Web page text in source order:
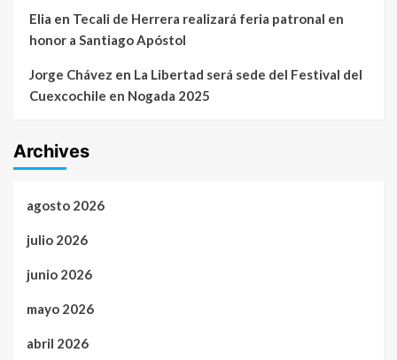
Elia en Tecali de Herrera realizará feria patronal en
honor a Santiago Apóstol
Jorge Chávez en La Libertad será sede del Festival del
Cuexcochile en Nogada 2025
Archives
agosto 2026
julio 2026
junio 2026
mayo 2026
abril 2026